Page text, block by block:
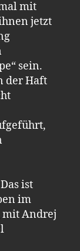
mit
jetzt
sein.
der Haft
ist
im
mit Andrej